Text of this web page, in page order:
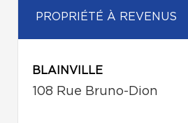
PROPRIÉTÉ À REVENUS
BLAINVILLE
108 Rue Bruno-Dion